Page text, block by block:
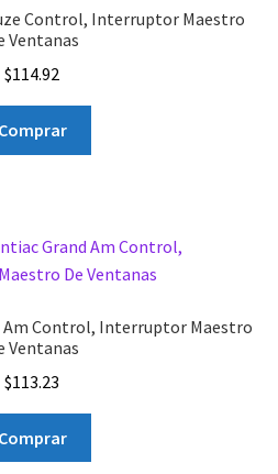
Control, Interruptor Maestro
Ventanas
$114.92
Comprar
Am Control, Interruptor Maestro
Ventanas
$113.23
Comprar